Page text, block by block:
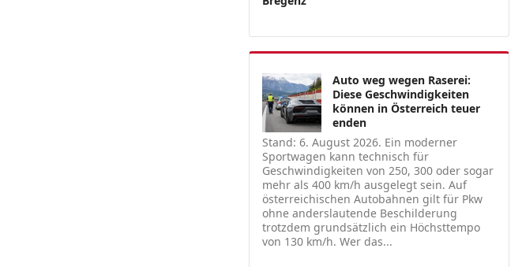
Auto weg wegen Raserei:
Diese Geschwindigkeiten
können in Österreich teuer
enden
Stand: 6. August 2026. Ein moderner
Sportwagen kann technisch für
Geschwindigkeiten von 250, 300 oder sogar
mehr als 400 km/h ausgelegt sein. Auf
österreichischen Autobahnen gilt für Pkw
ohne anderslautende Beschilderung
trotzdem grundsätzlich ein Höchsttempo
von 130 km/h. Wer das...